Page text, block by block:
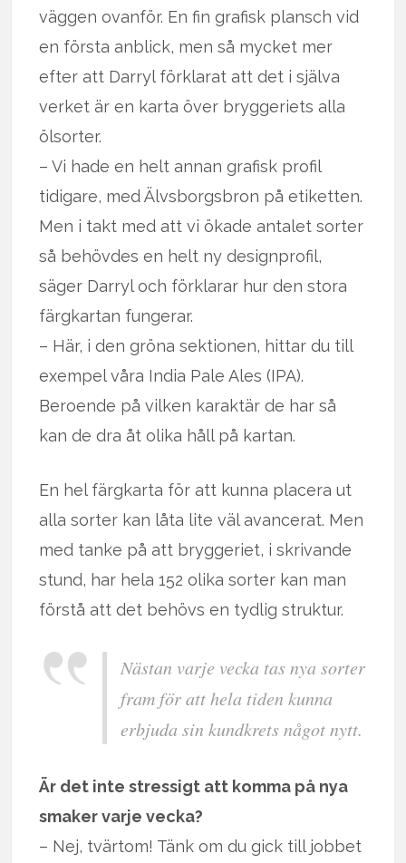
väggen ovanför. En fin grafisk plansch vid
en första anblick, men så mycket mer
efter att Darryl förklarat att det i själva
verket är en karta över bryggeriets alla
ölsorter.
– Vi hade en helt annan grafisk profil
tidigare, med Älvsborgsbron på etiketten.
Men i takt med att vi ökade antalet sorter
så behövdes en helt ny designprofil,
säger Darryl och förklarar hur den stora
färgkartan fungerar.
– Här, i den gröna sektionen, hittar du till
exempel våra India Pale Ales (IPA).
Beroende på vilken karaktär de har så
kan de dra åt olika håll på kartan.
En hel färgkarta för att kunna placera ut
alla sorter kan låta lite väl avancerat. Men
med tanke på att bryggeriet, i skrivande
stund, har hela 152 olika sorter kan man
förstå att det behövs en tydlig struktur.
Nästan varje vecka tas nya sorter
fram för att hela tiden kunna
erbjuda sin kundkrets något nytt.
Är det inte stressigt att komma på nya
smaker varje vecka?
– Nej, tvärtom! Tänk om du gick till jobbet